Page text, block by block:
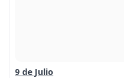
9 de Julio